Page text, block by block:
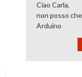
Ciao Carla,
non posso
Arduino